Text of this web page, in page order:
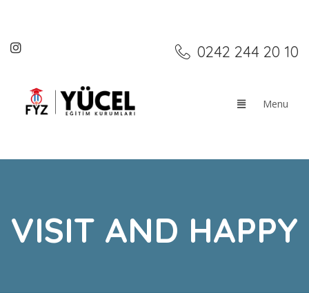
0242 244 20 10
VISIT AND HAPPY